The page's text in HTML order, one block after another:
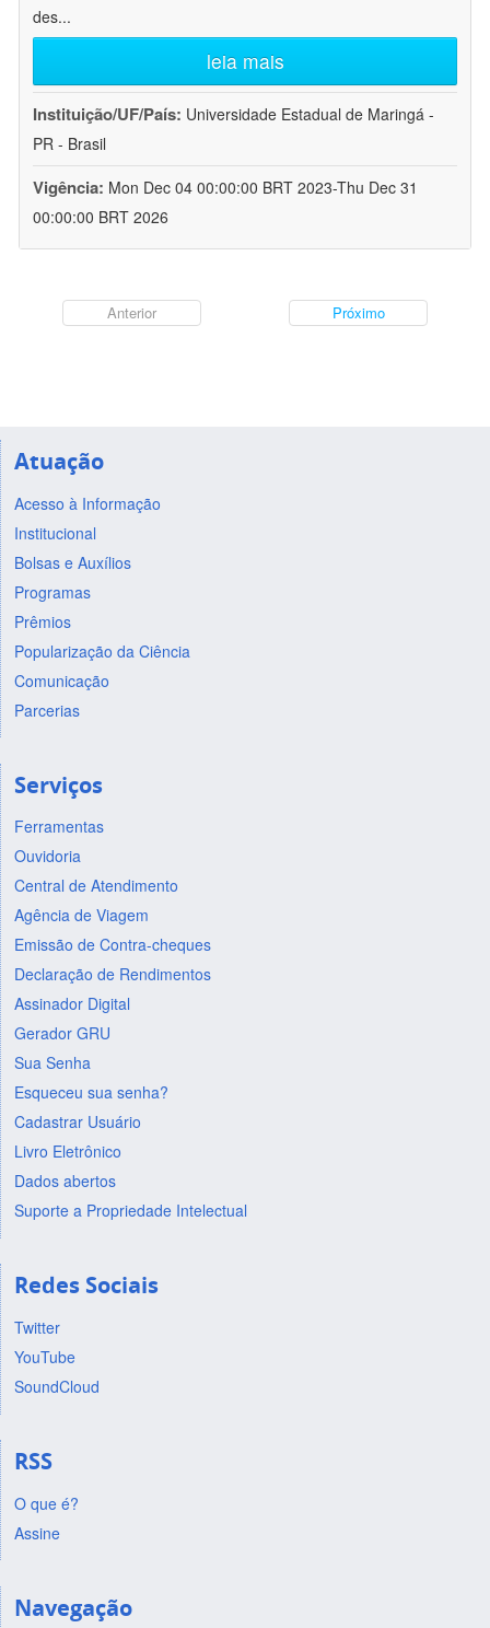
des...
leia mais
Instituição/UF/País: Universidade Estadual de Maringá -
PR - Brasil
Vigência: Mon Dec 04 00:00:00 BRT 2023-Thu Dec 31
00:00:00 BRT 2026
Anterior Próximo
Atuação
Acesso à Informação
Institucional
Bolsas e Auxílios
Programas
Prêmios
Popularização da Ciência
Comunicação
Parcerias
Serviços
Ferramentas
Ouvidoria
Central de Atendimento
Agência de Viagem
Emissão de Contra-cheques
Declaração de Rendimentos
Assinador Digital
Gerador GRU
Sua Senha
Esqueceu sua senha?
Cadastrar Usuário
Livro Eletrônico
Dados abertos
Suporte a Propriedade Intelectual
Redes Sociais
Twitter
YouTube
SoundCloud
RSS
O que é?
Assine
Navegação